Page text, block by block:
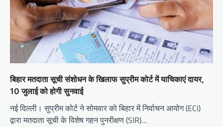
बिहार मतदाता सूची संशोधन के खिलाफ सुप्रीम कोर्ट में याचिकाएं दायर,
10 जुलाई को होगी सुनवाई
नई दिल्ली। सुप्रीम कोर्ट ने सोमवार को बिहार में निर्वाचन आयोग (ECI)
द्वारा मतदाता सूची के विशेष गहन पुनरीक्षण (SIR)…